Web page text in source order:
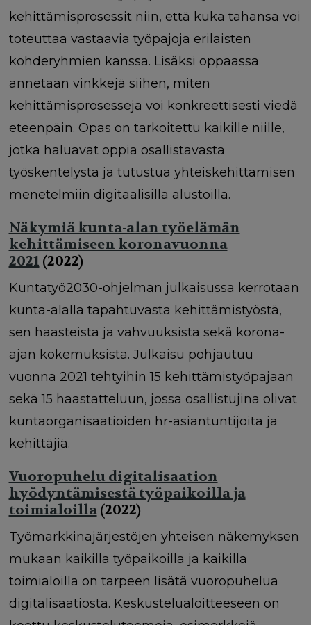
kehittämisprosessit niin, että kuka tahansa voi
toteuttaa vastaavia työpajoja erilaisten
kohderyhmien kanssa. Lisäksi oppaassa
annetaan vinkkejä siihen, miten
kehittämisprosesseja voi konkreettisesti viedä
eteenpäin. Opas on tarkoitettu kaikille niille,
jotka haluavat oppia osallistavasta
työskentelystä ja tutustua yhteiskehittämisen
menetelmiin digitaalisilla alustoilla.
Näkymiä kunta-alan työelämän
kehittämiseen koronavuonna
2021 (2022)
Kuntatyö2030-ohjelman julkaisussa kerrotaan
kunta-alalla tapahtuvasta kehittämistyöstä,
sen haasteista ja vahvuuksista sekä korona-
ajan kokemuksista. Julkaisu pohjautuu
vuonna 2021 tehtyihin 15 kehittämistyöpajaan
sekä 15 haastatteluun, jossa osallistujina olivat
kuntaorganisaatioiden hr-asiantuntijoita ja
kehittäjiä.
Vuoropuhelu digitalisaation
hyödyntämisestä työpaikoilla ja
toimialoilla (2022)
Työmarkkinajärjestöjen yhteisen näkemyksen
mukaan kaikilla työpaikoilla ja kaikilla
toimialoilla on tarpeen lisätä vuoropuhelua
digitalisaatiosta. Keskustelualoitteeseen on